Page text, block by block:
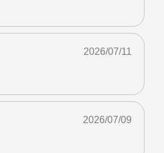
2026/07/11
2026/07/09